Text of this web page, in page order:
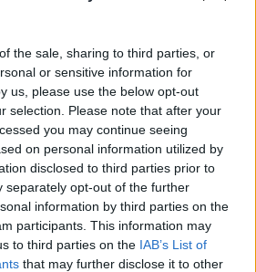
the sale, sharing to third parties, or
or sensitive information for
us, please use the below opt-out
selection. Please note that after your
you may continue seeing
on personal information utilized by
disclosed to third parties prior to
separately opt-out of the further
information by third parties on the
participants. This information may
to third parties on the IAB’s List of
that may further disclose it to other
χώρες.